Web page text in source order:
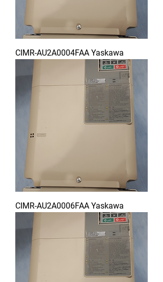
CIMR-AU2A0004FAA Yaskawa
CIMR-AU2A0006FAA Yaskawa